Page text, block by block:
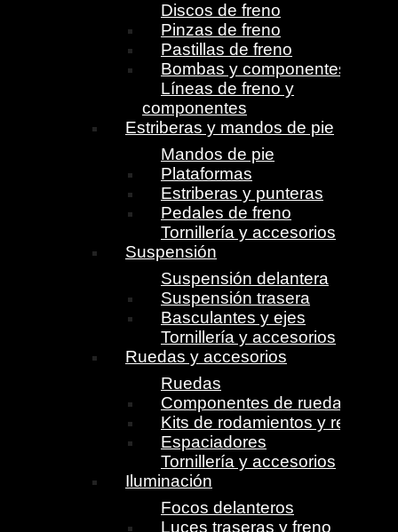
Discos de freno
Pinzas de freno
Pastillas de freno
Bombas y componentes
Líneas de freno y
componentes
Estriberas y mandos de pie
Mandos de pie
Plataformas
Estriberas y punteras
Pedales de freno
Tornillería y accesorios
Suspensión
Suspensión delantera
Suspensión trasera
Basculantes y ejes
Tornillería y accesorios
Ruedas y accesorios
Ruedas
Componentes de ruedas
Kits de rodamientos y retenes
Espaciadores
Tornillería y accesorios
Iluminación
Focos delanteros
Luces traseras y freno